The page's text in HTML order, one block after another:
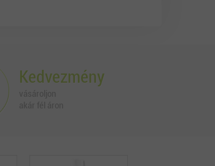
Kedvezmény